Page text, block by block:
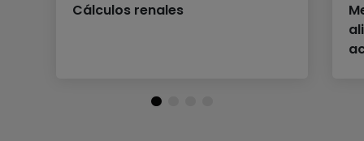
Cálculos renales